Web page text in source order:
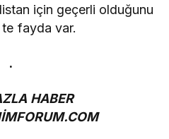
için geçerli olduğunu
fayda var.
.
HABER